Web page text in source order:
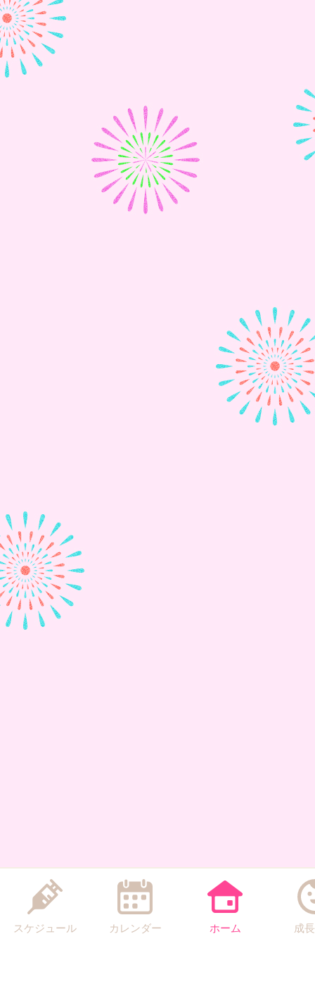
スケジュール カレンダー ホーム 成